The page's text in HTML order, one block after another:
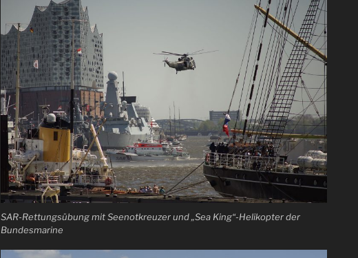
SAR-Rettungsübung mit Seenotkreuzer und „Sea King“-Helikopter der
Bundesmarine